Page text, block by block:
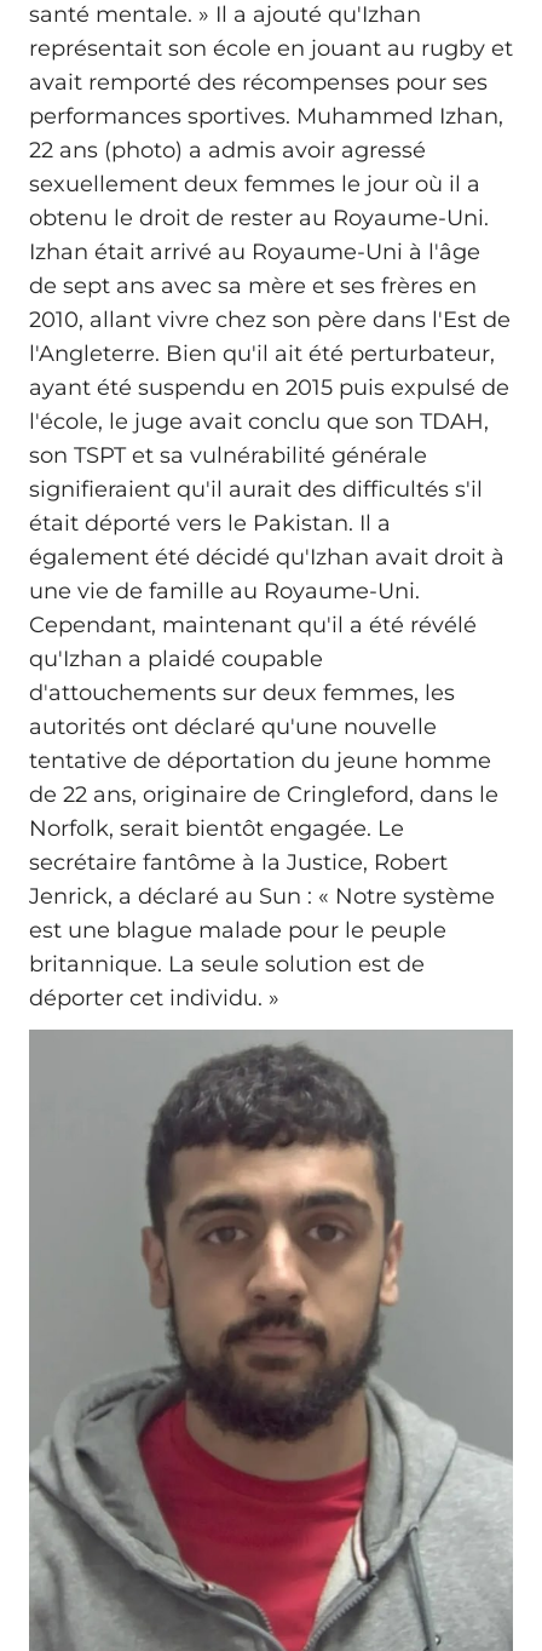
santé mentale. » Il a ajouté qu'Izhan
représentait son école en jouant au rugby et
avait remporté des récompenses pour ses
performances sportives. Muhammed Izhan,
22 ans (photo) a admis avoir agressé
sexuellement deux femmes le jour où il a
obtenu le droit de rester au Royaume-Uni.
Izhan était arrivé au Royaume-Uni à l'âge
de sept ans avec sa mère et ses frères en
2010, allant vivre chez son père dans l'Est de
l'Angleterre. Bien qu'il ait été perturbateur,
ayant été suspendu en 2015 puis expulsé de
l'école, le juge avait conclu que son TDAH,
son TSPT et sa vulnérabilité générale
signifieraient qu'il aurait des difficultés s'il
était déporté vers le Pakistan. Il a
également été décidé qu'Izhan avait droit à
une vie de famille au Royaume-Uni.
Cependant, maintenant qu'il a été révélé
qu'Izhan a plaidé coupable
d'attouchements sur deux femmes, les
autorités ont déclaré qu'une nouvelle
tentative de déportation du jeune homme
de 22 ans, originaire de Cringleford, dans le
Norfolk, serait bientôt engagée. Le
secrétaire fantôme à la Justice, Robert
Jenrick, a déclaré au Sun : « Notre système
est une blague malade pour le peuple
britannique. La seule solution est de
déporter cet individu. »